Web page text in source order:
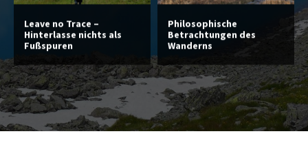
Leave no Trace –
Hinterlasse nichts als
Fußspuren
Philosophische
Betrachtungen des
Wanderns